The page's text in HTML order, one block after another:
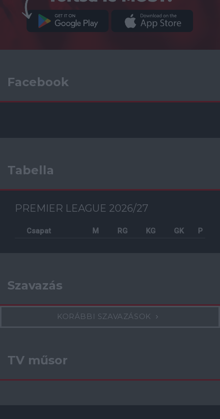
Facebook
Tabella
PREMIER LEAGUE 2026/27
Csapat M RG KG GK P
Szavazás
KORÁBBI SZAVAZÁSOK
TV műsor